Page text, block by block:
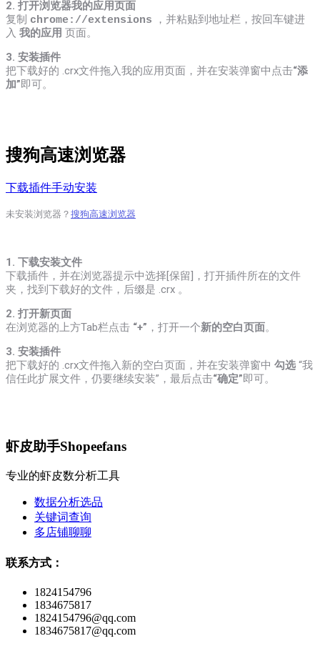
2. 打开浏览器我的应用页面
复制 chrome://extensions ， 并粘贴到地址栏，按回车键进
入 我的应用 页面。
3. 安装插件
把下载好的 .crx文件拖入我的应用页面，并在安装弹窗中点击“添
加”即可。
搜狗高速浏览器
下载插件手动安装
未安装浏览器？ 搜狗高速浏览器
1. 下载安装文件
下载插件，并在浏览器提示中选择[保留]，打开插件所在的文件
夹，找到下载好的文件，后缀是 .crx 。
2. 打开新页面
在浏览器的上方Tab栏点击 “+” ，打开一个新的空白页面。
3. 安装插件
把下载好的 .crx文件拖入新的空白页面，并在安装弹窗中 勾选 “我
信任此扩展文件，仍要继续安装”，最后点击“确定”即可。
虾皮助手Shopeefans
专业的虾皮数分析工具
数据分析选品
关键词查询
多店铺聊聊
联系方式：
1824154796
1834675817
1824154796@qq.com
1834675817@qq.com